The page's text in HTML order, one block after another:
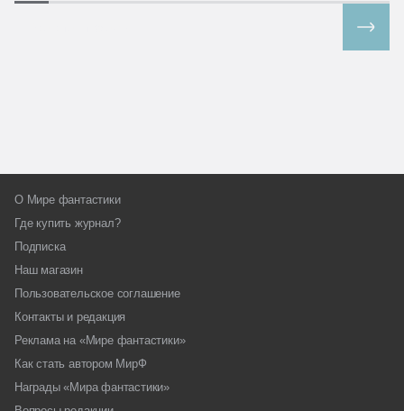
О Мире фантастики
Где купить журнал?
Подписка
Наш магазин
Пользовательское соглашение
Контакты и редакция
Реклама на «Мире фантастики»
Как стать автором МирФ
Награды «Мира фантастики»